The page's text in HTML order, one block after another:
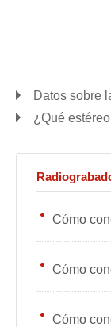
Datos sobre
¿Qué
Cómo
Cómo
Cómo